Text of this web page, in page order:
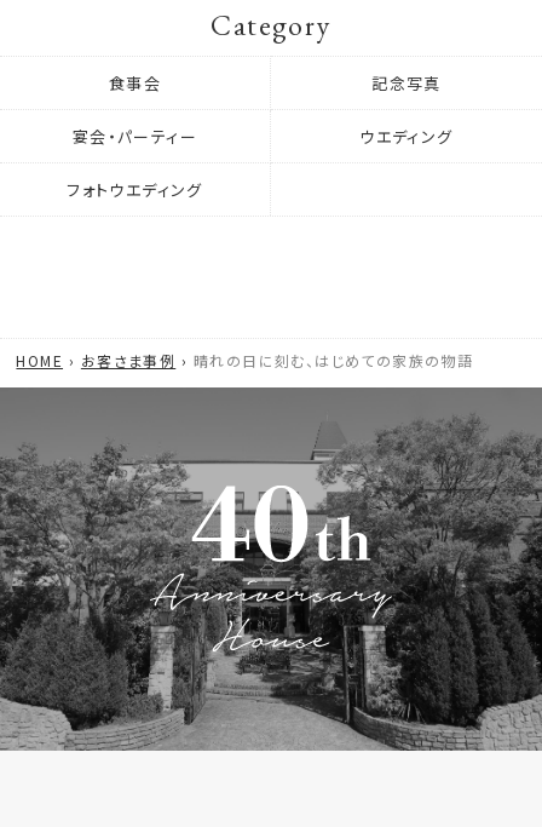
Category
食事会 記念写真
宴会・パーティー ウエディング
フォトウエディング
HOME お客さま事例 晴れの日に刻む、はじめての家族の物語